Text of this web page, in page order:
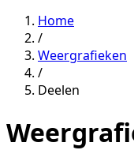
Home
/
Weergrafieken
/
Deelen